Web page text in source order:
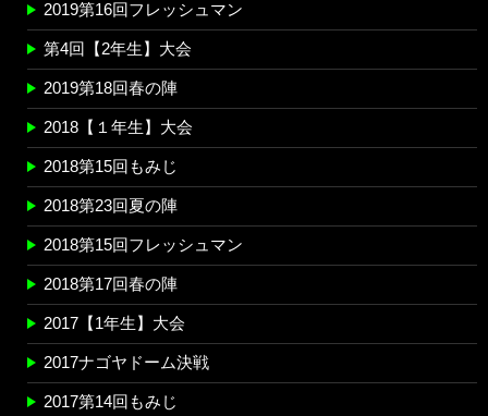
2019第16回フレッシュマン
第4回【2年生】大会
2019第18回春の陣
2018【１年生】大会
2018第15回もみじ
2018第23回夏の陣
2018第15回フレッシュマン
2018第17回春の陣
2017【1年生】大会
2017ナゴヤドーム決戦
2017第14回もみじ